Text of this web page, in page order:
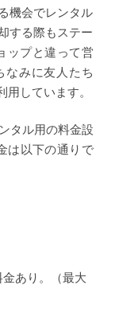
機会でレンタル
する際もステー
ップと違って営
なみに友人たち
しています。
タル用の料金設
は以下の通りで
あり。（最大